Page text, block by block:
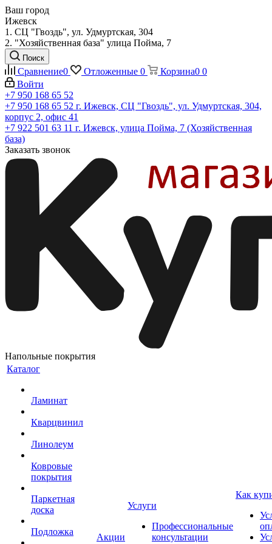
Ваш город
Ижевск
1. СЦ "Гвоздь", ул. Удмуртская, 304
2. "Хозяйственная база" улица Пойма, 7
Поиск
Сравнение0 Отложенные 0 Корзина0 0
Войти
+7 950 168 65 52
+7 950 168 65 52 г. Ижевск, СЦ "Гвоздь", ул. Удмуртская, 304,
корпус 2, офис 41
+7 922 501 63 11 г. Ижевск, улица Пойма, 7 (Хозяйственная
база)
Заказать звонок
Напольные покрытия
Каталог
Ламинат
Кварцвинил
Линолеум
Ковровые
покрытия
Паркетная
доска
Подложка
Акции
Услуги
Профессиональные
консультации
Как